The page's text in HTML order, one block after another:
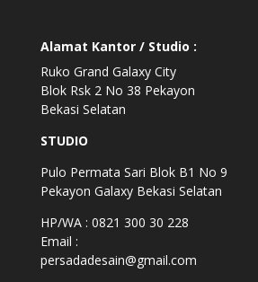
Alamat Kantor / Studio :
Ruko Grand Galaxy City
Blok Rsk 2 No 38 Pekayon
Bekasi Selatan
STUDIO
Pulo Permata Sari Blok B1 No 9
Pekayon Galaxy Bekasi Selatan
HP/WA : 0821 300 30 228
Email :
persadadesain@gmail.com